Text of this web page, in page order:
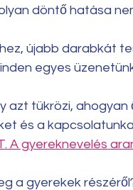
döntő hatása
újabb darabkát
egyes
azt tükrözi, ahogyan
és a
A gyereknevelés
a gyerekek